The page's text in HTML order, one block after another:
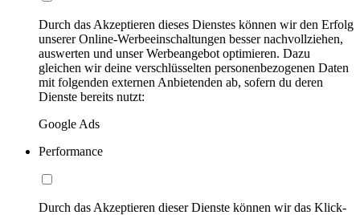
Durch das Akzeptieren dieses Dienstes können wir den Erfolg
unserer Online-Werbeeinschaltungen besser nachvollziehen,
auswerten und unser Werbeangebot optimieren. Dazu
gleichen wir deine verschlüsselten personenbezogenen Daten
mit folgenden externen Anbietenden ab, sofern du deren
Dienste bereits nutzt:
Google Ads
Performance
Durch das Akzeptieren dieser Dienste können wir das Klick-